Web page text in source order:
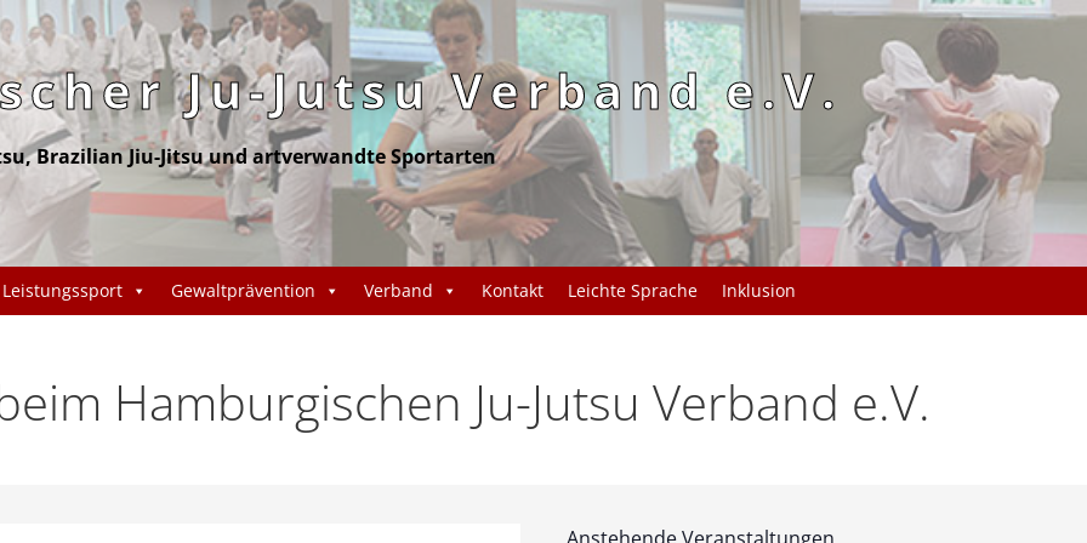
Ju-Jutsu Verband e.V.
Brazilian Jiu-Jitsu und artverwandte Sportarten
Leistungssport Gewaltprävention Verband Kontakt Leichte Sprache Inklusion
Hamburgischen Ju-Jutsu Verband e.V.